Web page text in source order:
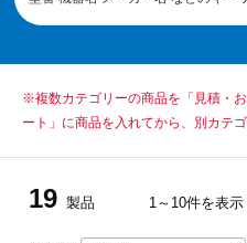
※複数カテゴリーの商品を「見積・
ート」に商品を入れてから、別カテ
19 製品 1～10件を表示